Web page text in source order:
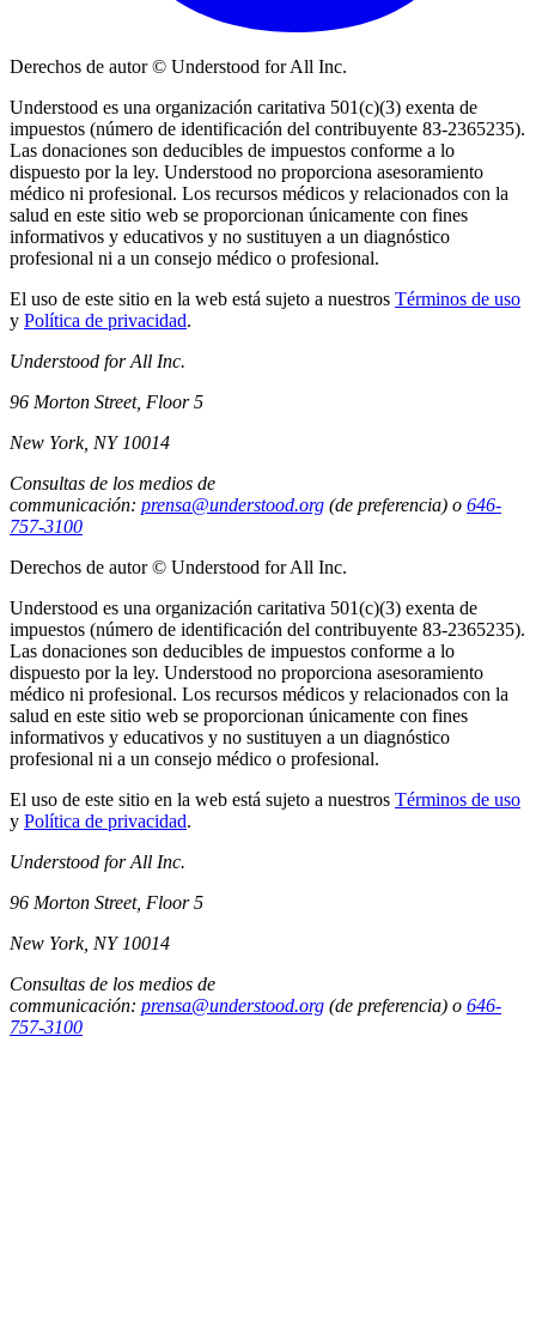
Derechos de autor © Understood for All Inc.
Understood es una organización caritativa 501(c)(3) exenta de
impuestos (número de identificación del contribuyente 83-2365235).
Las donaciones son deducibles de impuestos conforme a lo
dispuesto por la ley. Understood no proporciona asesoramiento
médico ni profesional. Los recursos médicos y relacionados con la
salud en este sitio web se proporcionan únicamente con fines
informativos y educativos y no sustituyen a un diagnóstico
profesional ni a un consejo médico o profesional.
El uso de este sitio en la web está sujeto a nuestros Términos de uso
y Política de privacidad.
Understood for All Inc.
96 Morton Street, Floor 5
New York, NY 10014
Consultas de los medios de
communicación: prensa@understood.org (de preferencia) o 646-
757-3100
Derechos de autor © Understood for All Inc.
Understood es una organización caritativa 501(c)(3) exenta de
impuestos (número de identificación del contribuyente 83-2365235).
Las donaciones son deducibles de impuestos conforme a lo
dispuesto por la ley. Understood no proporciona asesoramiento
médico ni profesional. Los recursos médicos y relacionados con la
salud en este sitio web se proporcionan únicamente con fines
informativos y educativos y no sustituyen a un diagnóstico
profesional ni a un consejo médico o profesional.
El uso de este sitio en la web está sujeto a nuestros Términos de uso
y Política de privacidad.
Understood for All Inc.
96 Morton Street, Floor 5
New York, NY 10014
Consultas de los medios de
communicación: prensa@understood.org (de preferencia) o 646-
757-3100